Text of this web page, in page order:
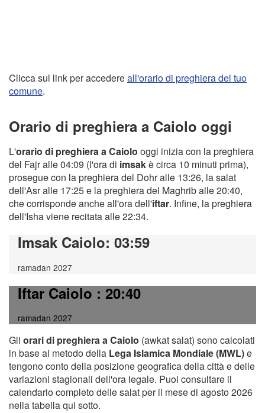
Clicca sul link per accedereall'orario di preghiera del tuo
comune.
Orario di preghiera a Caiolo oggi
L'orario di preghiera a Caiolo oggi inizia con la preghiera
del Fajr alle 04:09 (l'ora di imsakè circa 10 minuti prima),
prosegue con la preghiera del Dohr alle 13:26, la salat
dell'Asr alle 17:25 e la preghiera del Maghrib alle 20:40,
che corrisponde anche all'ora dell'iftar. Infine, la preghiera
dell'Isha viene recitata alle 22:34.
Imsak Caiolo: 03:59
ramadan 2027
Iftar Caiolo: 20:40
ramadan 2027
Gli orari di preghiera a Caiolo (awkat salat) sono calcolati
in base al metodo della Lega Islamica Mondiale (MWL)e
tengono conto della posizione geografica della città e delle
variazioni stagionali dell'ora legale. Puoi consultare il
calendario completo delle salat per il mese di agosto 2026
nella tabella qui sotto.